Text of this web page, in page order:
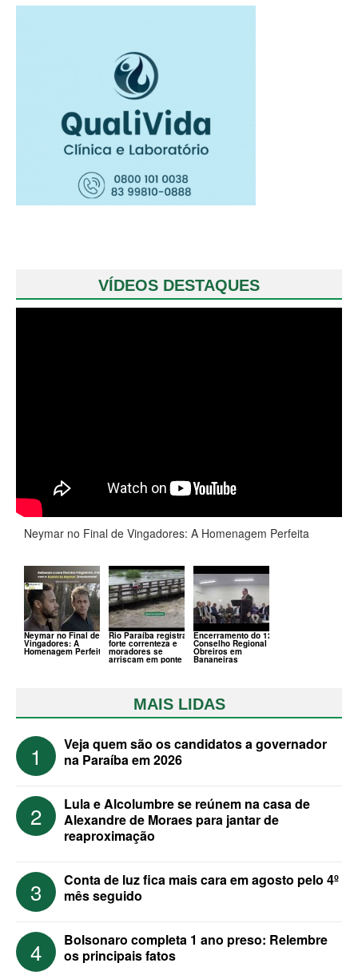
VÍDEOS DESTAQUES
Neymar no Final de Vingadores: A Homenagem Perfeita
Neymar no Final de
Vingadores: A
Homenagem Perfeita
Rio Paraíba registra
forte correnteza e
moradores se
arriscam em ponte
Encerramento do 120º
Conselho Regional de
Obreiros em
Bananeiras
MAIS LIDAS
1
Veja quem são os candidatos a governador
na Paraíba em 2026
2
Lula e Alcolumbre se reúnem na casa de
Alexandre de Moraes para jantar de
reaproximação
3
Conta de luz fica mais cara em agosto pelo 4º
mês seguido
4
Bolsonaro completa 1 ano preso: Relembre
os principais fatos